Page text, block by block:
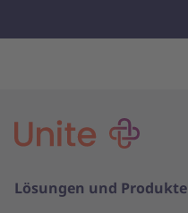
Lösungen und Produkte